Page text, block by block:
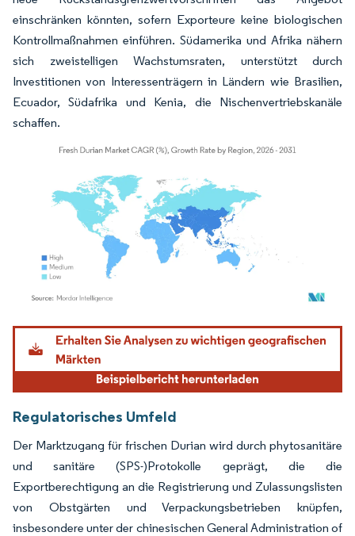
einschränken könnten, sofern Exporteure keine biologischen
Kontrollmaßnahmen einführen. Südamerika und Afrika nähern
sich zweistelligen Wachstumsraten, unterstützt durch
Investitionen von Interessenträgern in Ländern wie Brasilien,
Ecuador, Südafrika und Kenia, die Nischenvertriebskanäle
schaffen.
Bild © Mordor Intelligence. Wiederverwendung erfordert Namensnennung gemäß
Regulatorisches Umfeld
Der Marktzugang für frischen Durian wird durch phytosanitäre
und sanitäre (SPS-)Protokolle geprägt, die die
Exportberechtigung an die Registrierung und Zulassungslisten
von Obstgärten und Verpackungsbetrieben knüpfen,
insbesondere unter der chinesischen General Administration of